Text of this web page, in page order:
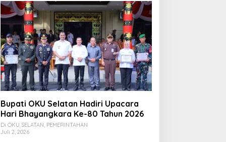
Bupati OKU Selatan Hadiri Upacara
Hari Bhayangkara Ke-80 Tahun 2026
Di OKU SELATAN, PEMERINTAHAN
Juli 2, 2026